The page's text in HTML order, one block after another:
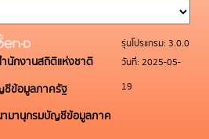
ำนักงานสถิติแห่งชาติ
ชีข้อมูลภาครัฐ
ามานุกรมบัญชีข้อมูลภาค
รุ่นโปรแกรม: 3.0.0
วันที่: 2025-05-
19